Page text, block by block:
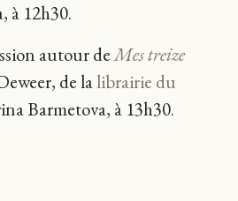
à 12h30.
autour deMes treize
de lalibrairie du
Barmetova, à 13h30.